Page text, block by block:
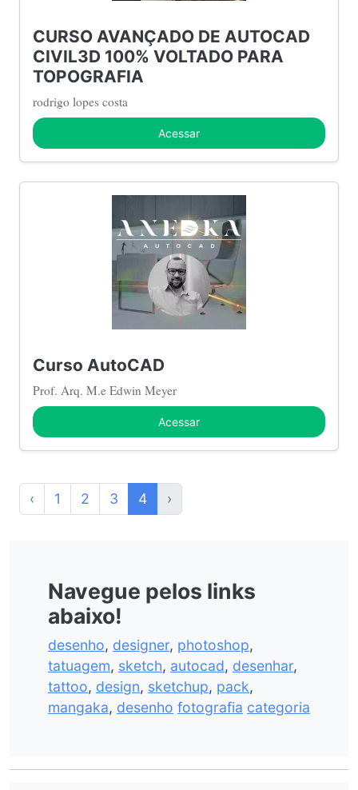
CURSO AVANÇADO DE AUTOCAD
CIVIL3D 100% VOLTADO PARA
TOPOGRAFIA
rodrigo lopes costa
Acessar
Curso AutoCAD
Prof. Arq. M.e Edwin Meyer
Acessar
‹ 1 2 3 4 ›
Navegue pelos links
abaixo!
desenho, designer, photoshop,
tatuagem, sketch, autocad, desenhar,
tattoo, design, sketchup, pack,
mangaka, desenho fotografia categoria